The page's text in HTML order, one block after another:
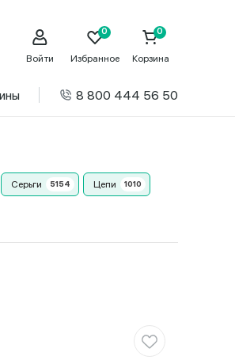
Войти Избранное Корзина
8 800 444 56 50
Серьги Цепи